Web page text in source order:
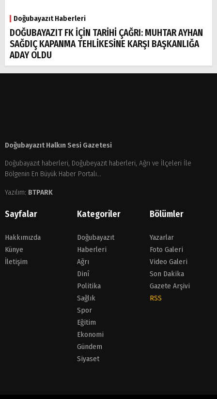
Doğubayazıt Haberleri
DOĞUBAYAZIT FK İÇİN TARİHİ ÇAĞRI: MUHTAR AYHAN
SAĞDIÇ KAPANMA TEHLİKESİNE KARŞI BAŞKANLIĞA
ADAY OLDU
Doğubayazıt Halkın Sesi Gazetesi
Doğubayazıt haberleri, Doğubeyazıt haberleri, Ağrı ve İlçeleri İle
Bölgenin En Büyük Haber Portalı...
Yazılım: BTPARK
Sayfalar
Hakkımızda
Künye
İletişim
Kategoriler
Doğubayazıt
Haberleri
Ağrı
Dinî
Politika
Sağlık
Spor
Eğitim
Ekonomi
Gündem
Siyaset
Bölümler
Yazarlar
Foto Galeri
Video Galeri
Son Dakika
Gazete Arşivi
RSS